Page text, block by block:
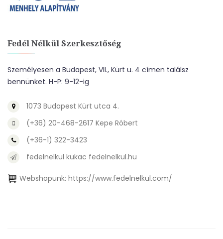
Fedél Nélkül Szerkesztőség
Személyesen a Budapest, VII., Kürt u. 4 címen találsz
bennünket. H-P: 9-12-ig
1073 Budapest Kürt utca 4.
(+36) 20-468-2617 Kepe Róbert
(+36-1) 322-3423
fedelnelkul kukac fedelnelkul.hu
Webshopunk: https://www.fedelnelkul.com/